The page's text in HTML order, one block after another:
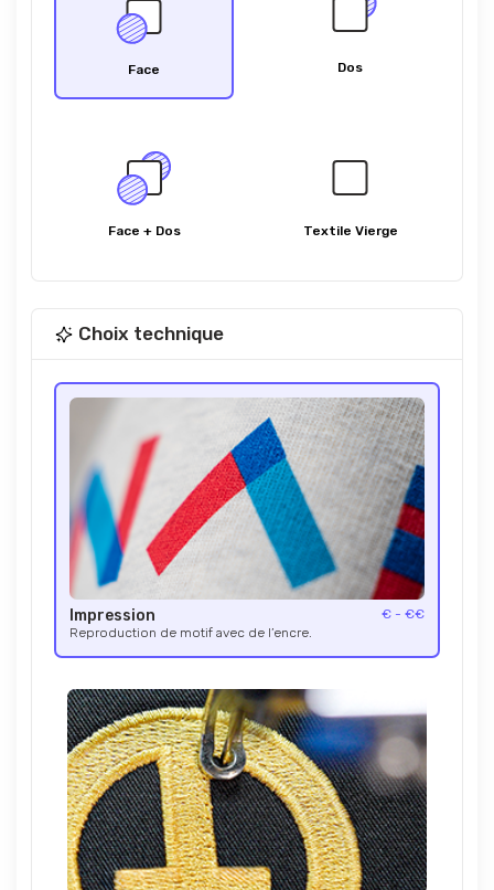
Face Dos
Face + Dos Textile Vierge
Choix technique
Impression
€ - €€
Reproduction de motif avec de l’encre.